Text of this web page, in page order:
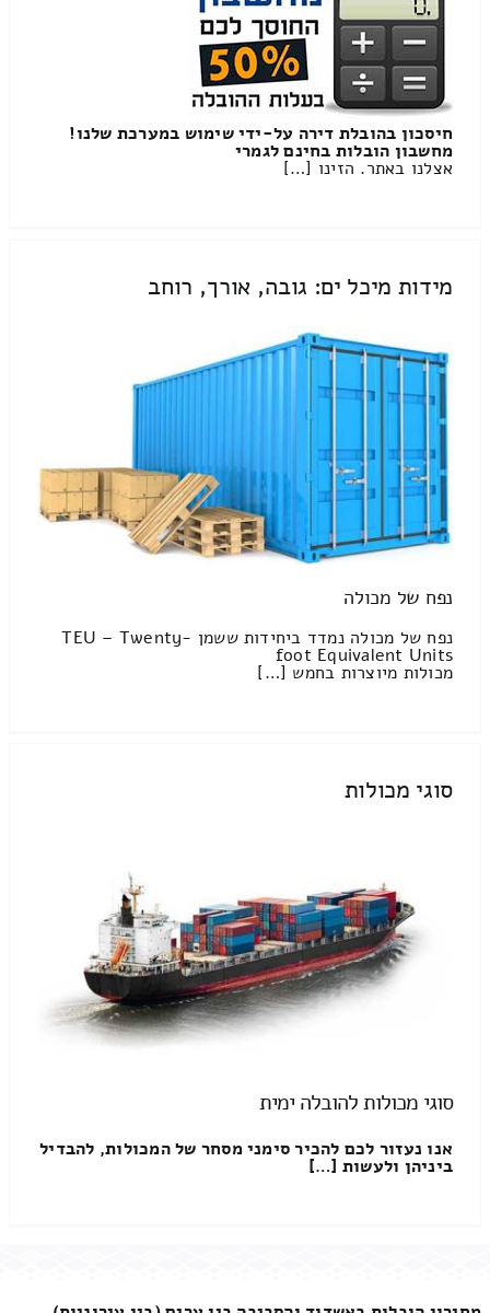
חיסכון בהובלת דירה על-ידי שימוש במערכת שלנו!
מחשבון הובלות בחינם לגמרי
אצלנו באתר. הזינו […]
מידות מיכל ים: גובה, אורך, רוחב
נפח של מכולה
נפח של מכולה נמדד ביחידות ששמן TEU – Twenty-
foot Equivalent Units
מכולות מיוצרות בחמש […]
סוגי מכולות
סוגי מכולות להובלה ימית
אנו נעזור לכם להכיר סימני מסחר של המכולות, להבדיל
ביניהן ולעשות […]